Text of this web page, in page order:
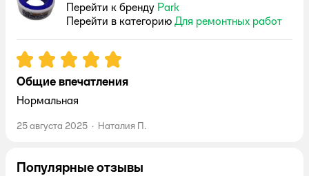
Перейти к бренду Park
Перейти в категорию Для ремонтных работ
Рейтинг:5
Общие впечатления
Нормальная
25 августа 2025 · Наталия П.
Популярные отзывы